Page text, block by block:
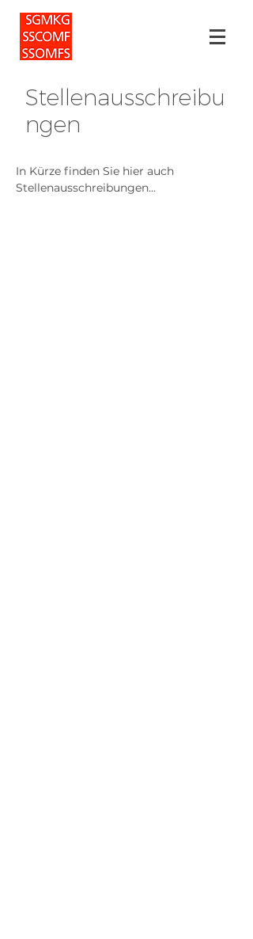
Stellenausschreibu
ngen
In Kürze finden Sie hier auch
Stellenausschreibungen...